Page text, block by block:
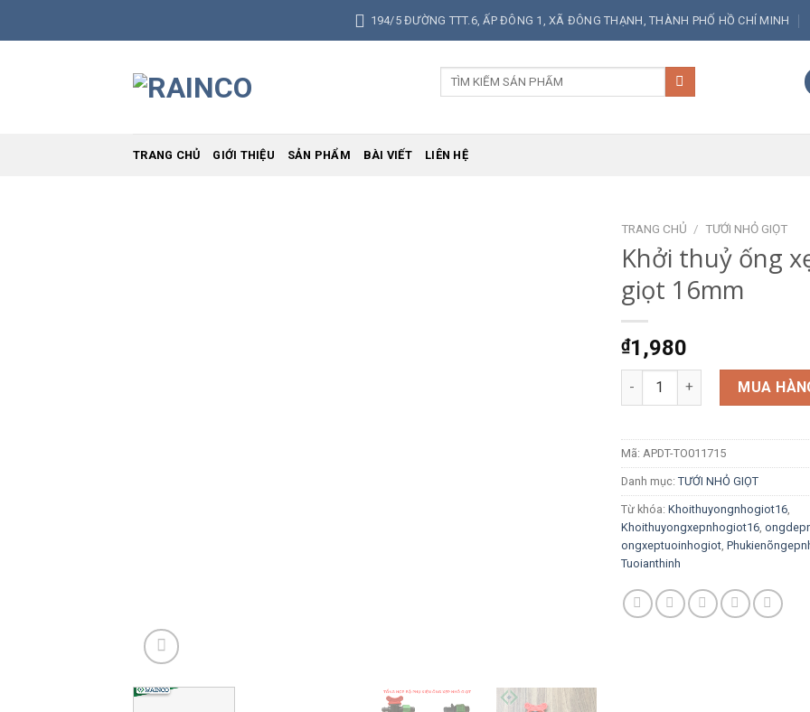
194/5 ĐƯỜNG TTT.6, ẤP ĐÔNG 1, XÃ ĐÔNG THẠNH, THÀNH PHỐ HỒ CHÍ MINH
Tìm
TRANG CHỦ GIỚI THIỆU SẢN PHẨM BÀI VIẾT LIÊN HỆ
TRANG CHỦ / TƯỚI NHỎ GIỌT
Khởi thuỷ ống
giọt 16mm
₫1,980
Khởi thuỷ ống xẹp nhỏ giọt
MUA
Mã: APDT-TO011715
Danh mục: TƯỚI NHỎ GIỌT
Từ khóa: Khoithuyongnhogiot16
Khoithuyongxepnhogiot16
ongxeptuoinhogiot
Tuoianthinh